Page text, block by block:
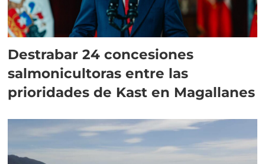
Destrabar 24 concesiones
salmonicultoras entre las
prioridades de Kast en Magallanes